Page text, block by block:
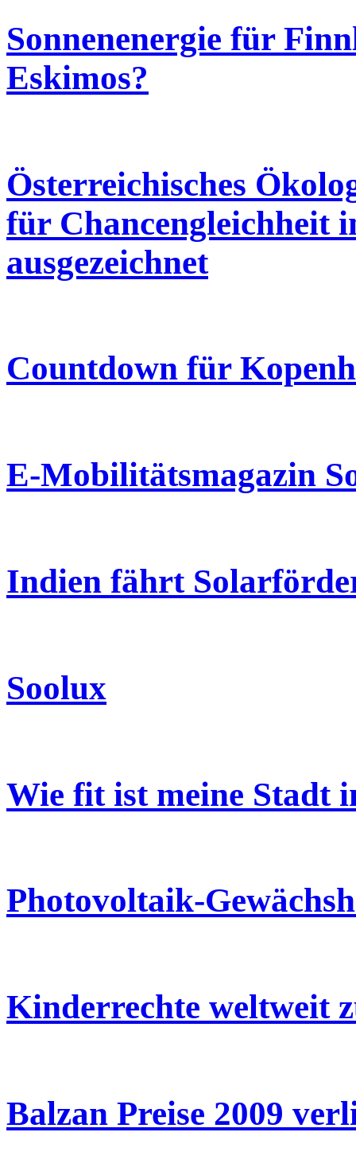
Sonnenenergie für
Eskimos?
Österreichisches
für Chancengleichheit
ausgezeichnet
Countdown für
E-Mobilitätsmagazin
Indien fährt
Soolux
Wie fit ist meine Stadt
Photovoltaik-
Kinderrechte weltweit
Balzan Preise 2009